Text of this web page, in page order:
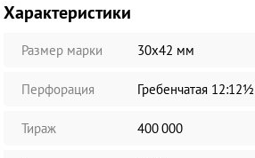
Характеристики
Размер марки 30х42 мм
Перфорация Гребенчатая 12:12½
Тираж 400 000